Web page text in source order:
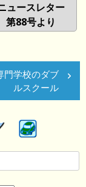
ュースレター
第88号より
門学校のダブ
ルスクール